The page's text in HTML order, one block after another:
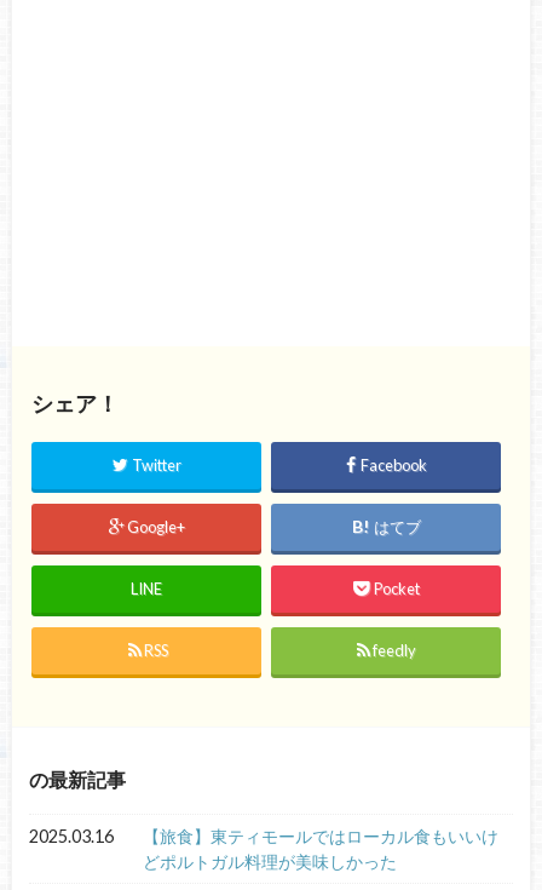
シェア！
Twitter Facebook
Google+ はてブ
LINE Pocket
RSS feedly
の最新記事
2025.03.16
【旅食】東ティモールではローカル食もいいけ
どポルトガル料理が美味しかった